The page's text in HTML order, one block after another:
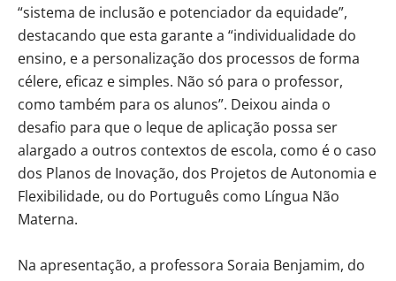
“sistema de inclusão e potenciador da equidade”,
destacando que esta garante a “individualidade do
ensino, e a personalização dos processos de forma
célere, eficaz e simples. Não só para o professor,
como também para os alunos”. Deixou ainda o
desafio para que o leque de aplicação possa ser
alargado a outros contextos de escola, como é o caso
dos Planos de Inovação, dos Projetos de Autonomia e
Flexibilidade, ou do Português como Língua Não
Materna.
Na apresentação, a professora Soraia Benjamim, do